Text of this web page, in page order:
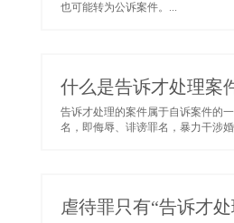
也可能转为公诉案件。...
什么是告诉才处理案
告诉才处理的案件属于自诉案件的
名，即侮辱、诽谤罪名，暴力干涉
虐待罪只有“告诉才